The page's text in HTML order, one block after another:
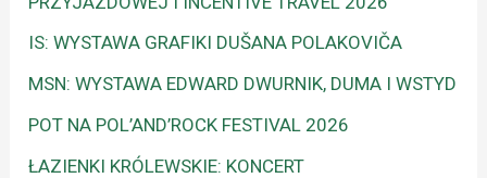
IS: WYSTAWA GRAFIKI DUŠANA POLAKOVIČA
MSN: WYSTAWA EDWARD DWURNIK, DUMA I WSTYD
POT NA POL’AND’ROCK FESTIVAL 2026
ŁAZIENKI KRÓLEWSKIE: KONCERT